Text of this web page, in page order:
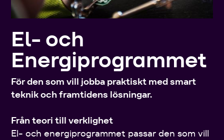
El- och
Energiprogrammet
För den som vill jobba praktiskt med smart
teknik och framtidens lösningar.
Från teori till verklighet
El- och energiprogrammet passar den som vill